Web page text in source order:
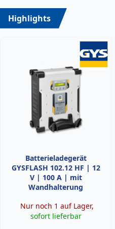
Highlights
Batterieladegerät
GYSFLASH 102.12 HF | 12
V | 100 A | mit
Wandhalterung
Nur noch 1 auf Lager,
sofort lieferbar